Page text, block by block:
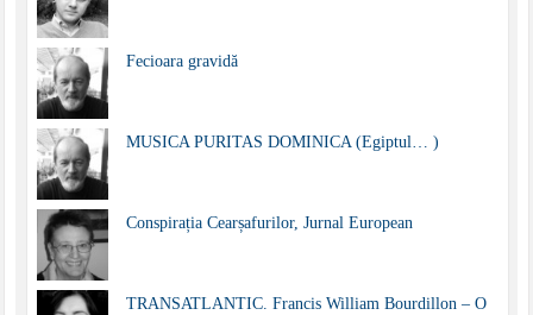
Fecioara gravidă
MUSICA PURITAS DOMINICA (Egiptul… )
Conspirația Cearșafurilor, Jurnal European
TRANSATLANTIC. Francis William Bourdillon – O